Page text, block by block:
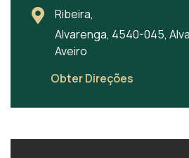
Ribeira,
Alvarenga, 4540-045,
Aveiro
Obter Direções